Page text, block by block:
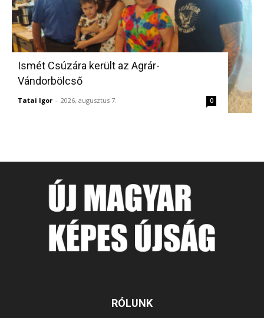
Ismét Csúzára került az Agrár-
Vándorbölcső
Tatai Igor - 2026, augusztus 7. 0
RÓLUNK